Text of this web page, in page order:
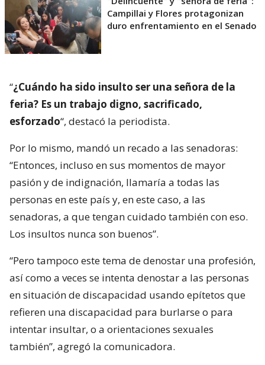
Campillai y Flores protagonizan
duro enfrentamiento en el Senado
“¿Cuándo ha sido insulto ser una señora de la
feria? Es un trabajo digno, sacrificado,
esforzado“, destacó la periodista.
Por lo mismo, mandó un recado a las senadoras:
“Entonces, incluso en sus momentos de mayor
pasión y de indignación, llamaría a todas las
personas en este país y, en este caso, a las
senadoras, a que tengan cuidado también con eso.
Los insultos nunca son buenos”.
“Pero tampoco este tema de denostar una profesión,
así como a veces se intenta denostar a las personas
en situación de discapacidad usando epítetos que
refieren una discapacidad para burlarse o para
intentar insultar, o a orientaciones sexuales
también”, agregó la comunicadora.